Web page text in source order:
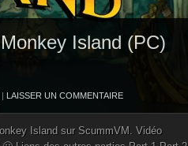
Island (PC)
| LAISSER UN COMMENTAIRE
Island sur ScummVM. Vidéo